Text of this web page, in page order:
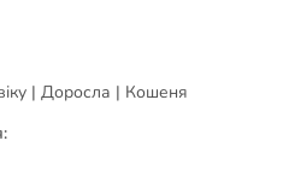
| Доросла | Кошеня